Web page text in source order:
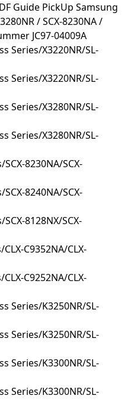
Guide PickUp Samsung
/ SCX-8230NA /
JC97-04009A
Series/X3220NR/SL-
Series/X3220NR/SL-
Series/X3280NR/SL-
Series/X3280NR/SL-
8230NA/SCX-
8240NA/SCX-
8128NX/SCX-
C9352NA/CLX-
C9252NA/CLX-
Series/K3250NR/SL-
Series/K3250NR/SL-
Series/K3300NR/SL-
Series/K3300NR/SL-